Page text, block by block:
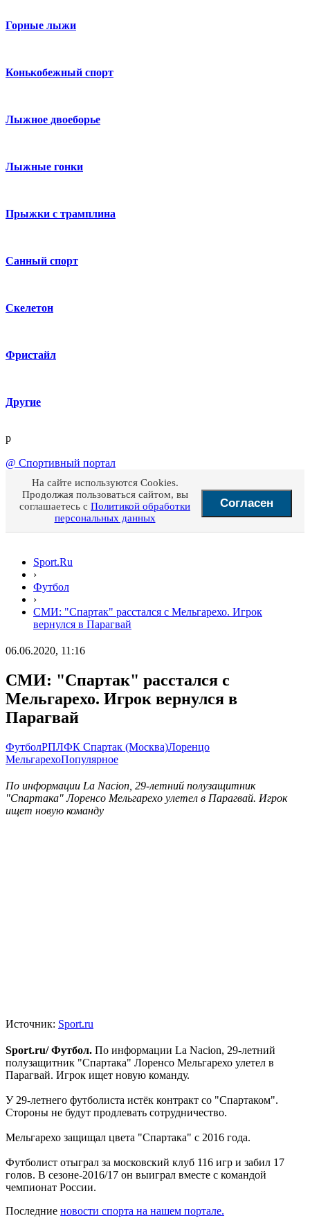
Горные лыжи
Конькобежный спорт
Лыжное двоеборье
Лыжные гонки
Прыжки с трамплина
Санный спорт
Скелетон
Фристайл
Другие
p
@ Спортивный портал
На сайте используются Cookies.
Продолжая пользоваться сайтом, вы
соглашаетесь с Политикой обработки
персональных данных
Согласен
Sport.Ru
›
Футбол
›
СМИ: "Спартак" расстался с Мельгарехо. Игрок
вернулся в Парагвай
06.06.2020, 11:16
СМИ: "Спартак" расстался с
Мельгарехо. Игрок вернулся в
Парагвай
ФутболРПЛФК Спартак (Москва)Лоренцо
МельгарехоПопулярное
По информации La Nacion, 29-летний полузащитник
"Спартака" Лоренсо Мельгарехо улетел в Парагвай. Игрок
ищет новую команду
Источник: Sport.ru
Sport.ru/ Футбол. По информации La Nacion, 29-летний
полузащитник "Спартака" Лоренсо Мельгарехо улетел в
Парагвай. Игрок ищет новую команду.
У 29-летнего футболиста истёк контракт со "Спартаком".
Стороны не будут продлевать сотрудничество.
Мельгарехо защищал цвета "Спартака" с 2016 года.
Футболист отыграл за московский клуб 116 игр и забил 17
голов. В сезоне-2016/17 он выиграл вместе с командой
чемпионат России.
Последние новости спорта на нашем портале.